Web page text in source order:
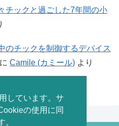
しています。サ
の使用に同
。
チックと過ごした7年間の小
のチックを制御するデバイス
に Camile (カミール) より